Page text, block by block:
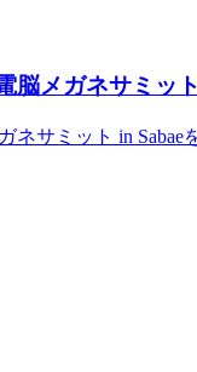
メガネサミッ
サミット in Sabae